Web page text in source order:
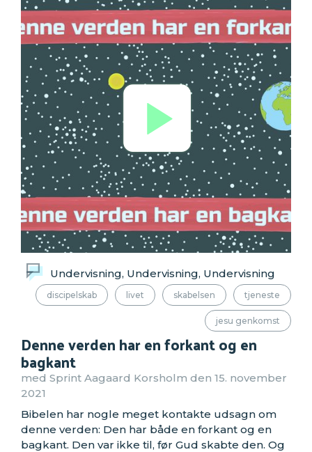
Undervisning, Undervisning, Undervisning
discipelskab livet skabelsen tjeneste
jesu genkomst
Denne verden har en forkant og en
bagkant
med Sprint Aagaard Korsholm den 15. november
2021
Bibelen har nogle meget kontakte udsagn om
denne verden: Den har både en forkant og en
bagkant. Den var ikke til, før Gud skabte den. Og